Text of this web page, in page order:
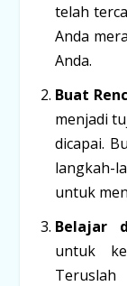
telah
Anda
Anda.
Buat
menjadi
dicapai.
untuk
Belajar
untuk